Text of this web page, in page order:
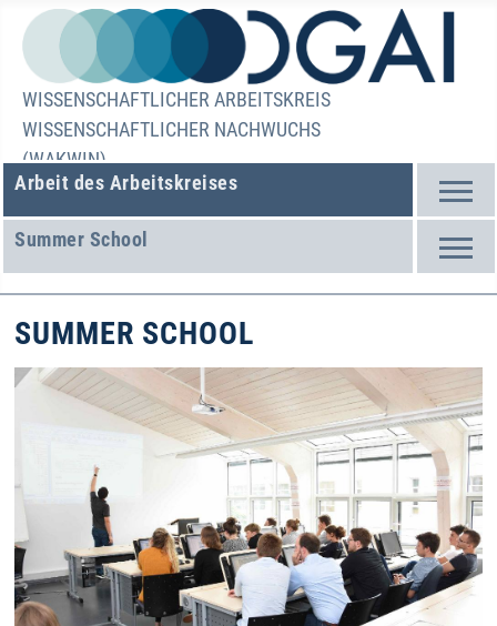
WISSENSCHAFTLICHER ARBEITSKREIS
WISSENSCHAFTLICHER NACHWUCHS
(WAKWIN)
Arbeit des Arbeitskreises
Summer School
SUMMER SCHOOL